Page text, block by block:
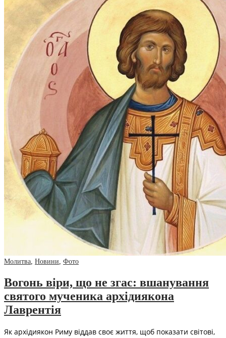
Молитва, Новини, Фото
Вогонь віри, що не згас: вшанування
святого мученика архідиякона
Лаврентія
Як архідиякон Риму віддав своє життя, щоб показати світові,